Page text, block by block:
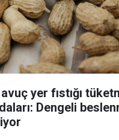
yer fıstığı
Dengeli